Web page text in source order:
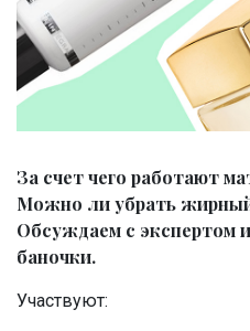
За счет чего работают
Можно ли убрать жирный
Обсуждаем с экспертом
баночки.
Участвуют: